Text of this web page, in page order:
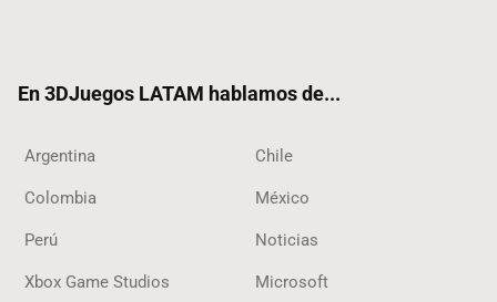
En 3DJuegos LATAM hablamos de...
Argentina Chile
Colombia México
Perú Noticias
Xbox Game Studios Microsoft